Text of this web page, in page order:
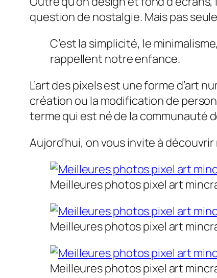
question de nostalgie. Mais pas
C’est la simplicité, le
rappellent notre enfance.
L’art des pixels est une forme d’art
création ou la modification de
terme qui est né de la communauté
Aujord’hui, on vous invite à
Meilleures photos pixel art
Meilleures photos pixel art
Meilleures photos pixel art